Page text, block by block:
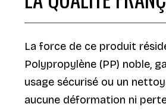
La force de ce produit
Polypropylène (PP) noble,
usage sécurisé ou un
aucune déformation ni